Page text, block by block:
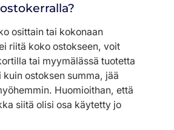
osittain tai kokonaan
riitä koko ostokseen, voit
tai myymälässä tuotetta
ostoksen summa, jää
Huomioithan, että
siitä olisi osa käytetty jo